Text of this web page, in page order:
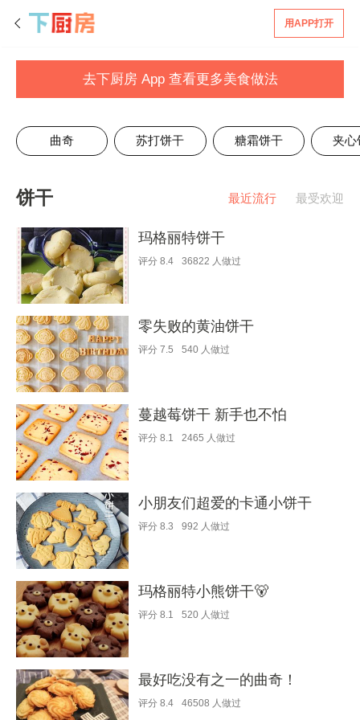
用APP打开
去下厨房 App 查看更多美食做法
曲奇 苏打饼干 糖霜饼干 夹心
饼干 最近流行 最受欢迎
玛格丽特饼干
评分 8.4 36822 人做过
零失败的黄油饼干
评分 7.5 540 人做过
蔓越莓饼干 新手也不怕
评分 8.1 2465 人做过
小朋友们超爱的卡通小饼干
评分 8.3 992 人做过
玛格丽特小熊饼干🐻
评分 8.1 520 人做过
最好吃没有之一的曲奇！
评分 8.4 46508 人做过